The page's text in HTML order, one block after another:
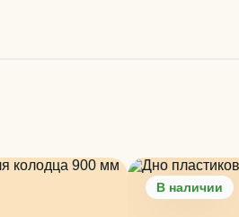
В наличии